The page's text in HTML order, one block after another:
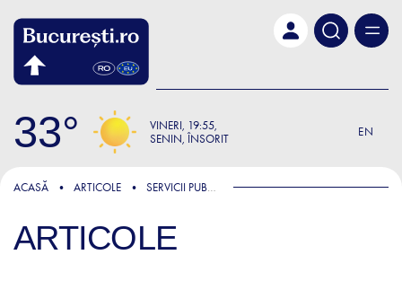
33 VINERI 19:55
SENIN, ÎNSORIT
EN
ACASĂ ARTICOLE SERVICII PUBLICE ȘI ADMINISTRATIVE
ARTICOLE